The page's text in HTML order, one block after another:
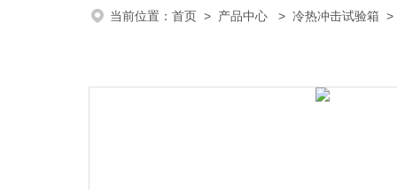
当前位置： 首页 > 产品中心 > 冷热冲击试验箱